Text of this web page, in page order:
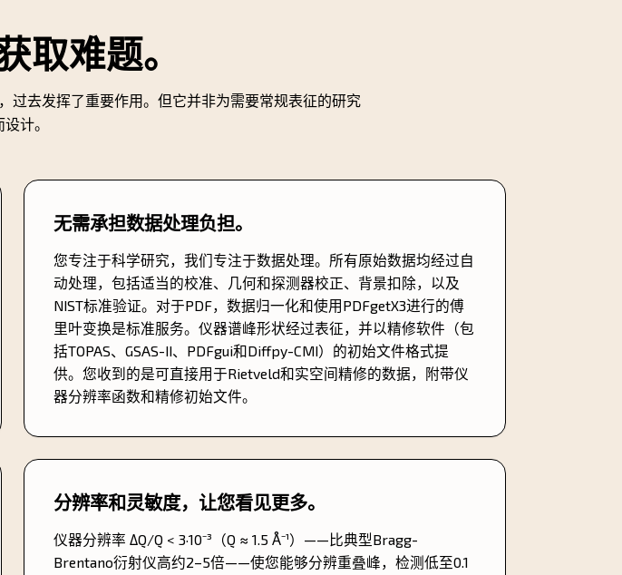
取难题。
过去发挥了重要作用。但它并非为需要常规表征的研究
计。
无需承担数据处理负担。
您专注于科学研究，我们专注于数据处理。所有原始数据均经过自
动处理，包括适当的校准、几何和探测器校正、背景扣除，以及
NIST标准验证。对于PDF，数据归一化和使用PDFgetX3进行的傅
里叶变换是标准服务。仪器谱峰形状经过表征，并以精修软件（包
括TOPAS、GSAS-II、PDFgui和Diffpy-CMI）的初始文件格式提
供。您收到的是可直接用于Rietveld和实空间精修的数据，附带仪
器分辨率函数和精修初始文件。
分辨率和灵敏度，让您看见更多。
仪器分辨率 ΔQ/Q < 3·10⁻³（Q ≈ 1.5 Å⁻¹）——比典型Bragg-
Brentano衍射仪高约2–5倍——使您能够分辨重叠峰，检测低至0.1